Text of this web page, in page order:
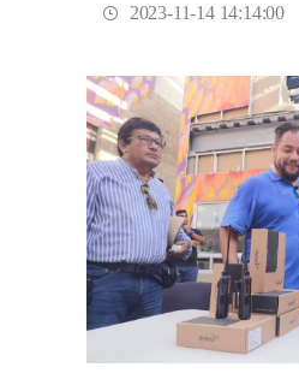
2023-11-14 14:14:00